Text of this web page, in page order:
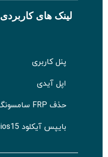
لینک های کاربردی
پنل کاربری
اپل آیدی
حذف FRP سامسونگ
بایپس آیکلود ios15